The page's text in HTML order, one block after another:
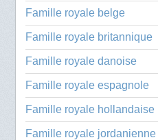
Famille royale belge
Famille royale britannique
Famille royale danoise
Famille royale espagnole
Famille royale hollandaise
Famille royale jordanienne